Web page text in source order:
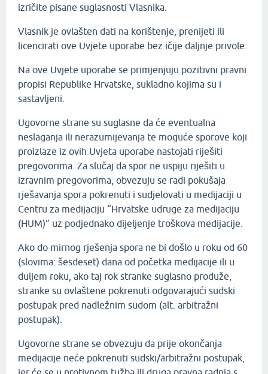
izričite pisane suglasnosti Vlasnika.
Vlasnik je ovlašten dati na korištenje, prenijeti ili
licencirati ove Uvjete uporabe bez ičije daljnje privole.
Na ove Uvjete uporabe se primjenjuju pozitivni pravni
propisi Republike Hrvatske, sukladno kojima su i
sastavljeni.
Ugovorne strane su suglasne da će eventualna
neslaganja ili nerazumijevanja te moguće sporove koji
proizlaze iz ovih Uvjeta uporabe nastojati riješiti
pregovorima. Za slučaj da spor ne uspiju riješiti u
izravnim pregovorima, obvezuju se radi pokušaja
rješavanja spora pokrenuti i sudjelovati u medijaciji u
Centru za medijaciju “Hrvatske udruge za medijaciju
(HUM)” uz podjednako dijeljenje troškova medijacije.
Ako do mirnog rješenja spora ne bi došlo u roku od 60
(slovima: šesdeset) dana od početka medijacije ili u
duljem roku, ako taj rok stranke suglasno produže,
stranke su ovlaštene pokrenuti odgovarajući sudski
postupak pred nadležnim sudom (alt. arbitražni
postupak).
Ugovorne strane se obvezuju da prije okončanja
medijacije neće pokrenuti sudski/arbitražni postupak,